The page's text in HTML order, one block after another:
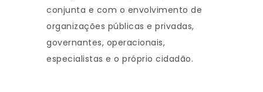
conjunta e com o envolvimento de
organizações públicas e privadas,
governantes, operacionais,
especialistas e o próprio cidadão.